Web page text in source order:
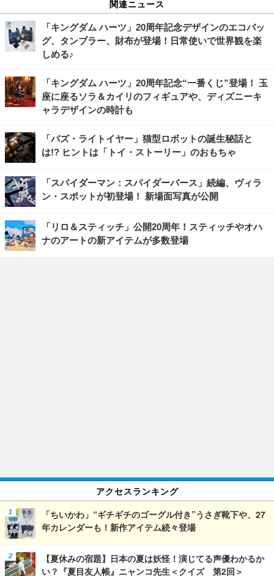
関連ニュース
「キングダム ハーツ」20周年記念デザインのエコバッ
グ、タンブラー、財布が登場！日常使いで世界観を楽
しめる♪
「キングダム ハーツ」20周年記念“一番くじ”登場！ 玉
座に座るソラ＆カイリのフィギュアや、ディズニーキ
ャラデザインの時計も
「バズ・ライトイヤー」猫型ロボットの誕生秘話と
は!? ヒントは「トイ・ストーリー」のおもちゃ
「スパイダーマン：スパイダーバース」続編、ヴィラ
ン・スポットが初登場！ 新場面写真が公開
「リロ＆スティッチ」公開20周年！スティッチやオハ
ナのアートの新アイテムが多数登場
アクセスランキング
「ちいかわ」“ギチギチのゴーグル付き”うさぎ靴下や、27
年カレンダーも！新作アイテム続々登場
【夏休みの宿題】日本の夏は妖怪！演じてる声優わかるか
い？『夏目友人帳』ニャンコ先生＜クイズ 第2回＞